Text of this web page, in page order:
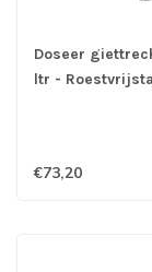
Doseer
ltr -
€73,20